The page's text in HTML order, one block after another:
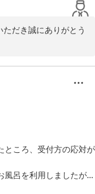
駐車されていました。
なバイクです。バイク
も利用したいと思いま
だき誠にありがとう
嬉しく
います。
で、次回はフロント
てしまい申し訳ござ
なぎへお越しくださ
ところ、受付方の応対が
呂を利用しましたが、